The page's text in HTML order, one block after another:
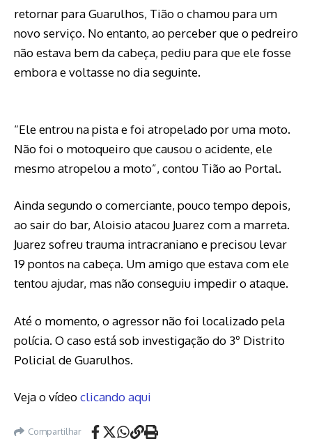
retornar para Guarulhos, Tião o chamou para um
novo serviço. No entanto, ao perceber que o pedreiro
não estava bem da cabeça, pediu para que ele fosse
embora e voltasse no dia seguinte.
“Ele entrou na pista e foi atropelado por uma moto.
Não foi o motoqueiro que causou o acidente, ele
mesmo atropelou a moto”, contou Tião ao Portal.
Ainda segundo o comerciante, pouco tempo depois,
ao sair do bar, Aloisio atacou Juarez com a marreta.
Juarez sofreu trauma intracraniano e precisou levar
19 pontos na cabeça. Um amigo que estava com ele
tentou ajudar, mas não conseguiu impedir o ataque.
Até o momento, o agressor não foi localizado pela
polícia. O caso está sob investigação do 3º Distrito
Policial de Guarulhos.
Veja o vídeoclicando aqui
Compartilhar